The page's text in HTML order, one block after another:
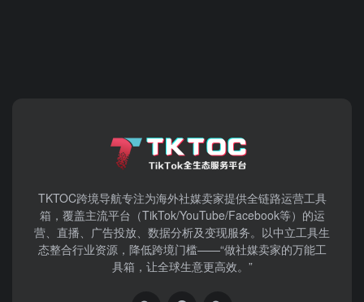
TKTOC跨境导航​专注为海外社媒卖家提供全链路运营工具
箱，覆盖主流平台（TikTok/YouTube/Facebook等）​的运
营、直播、广告投放、数据分析及变现服务。以中立工具生
态整合行业资源，降低跨境门槛——“做社媒卖家的万能工
具箱，让全球生意更高效。”